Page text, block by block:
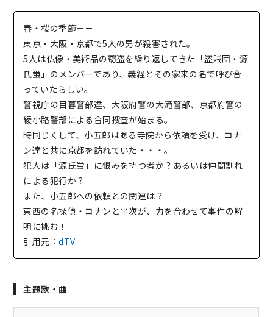
春・桜の季節－－
東京・大阪・京都で5人の男が殺害された。
5人は仏像・美術品の窃盗を繰り返してきた「盗賊団・源
氏蛍」のメンバーであり、義経とその家来の名で呼び合
っていたらしい。
警視庁の目暮警部達、大阪府警の大滝警部、京都府警の
綾小路警部による合同捜査が始まる。
時同じくして、小五郎はある寺院から依頼を受け、コナ
ン達と共に京都を訪れていた・・・。
犯人は「源氏蛍」に恨みを持つ者か？あるいは仲間割れ
による犯行か？
また、小五郎への依頼との関連は？
東西の名探偵・コナンと平次が、力を合わせて事件の解
明に挑む！
引用元：dTV
主題歌・曲